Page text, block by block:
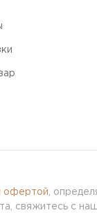
офертой ,
свяжитесь с